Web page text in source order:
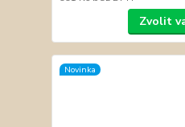
Zvolit
Novinka